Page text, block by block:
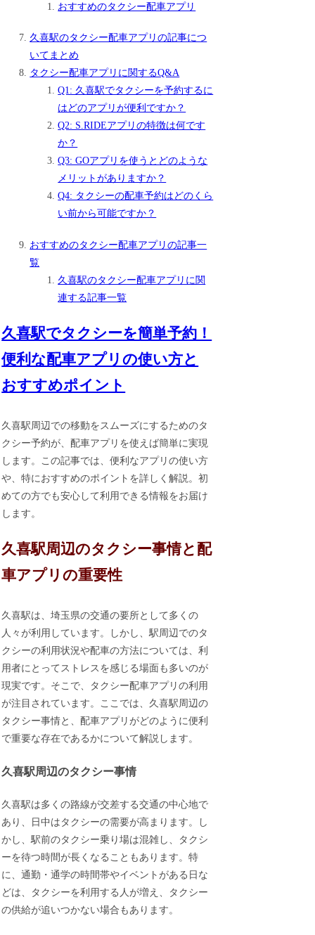
おすすめのタクシー配車アプリ
久喜駅のタクシー配車アプリの記事につ
いてまとめ
タクシー配車アプリに関するQ&A
Q1: 久喜駅でタクシーを予約するに
はどのアプリが便利ですか？
Q2: S.RIDEアプリの特徴は何です
か？
Q3: GOアプリを使うとどのような
メリットがありますか？
Q4: タクシーの配車予約はどのくら
い前から可能ですか？
おすすめのタクシー配車アプリの記事一
覧
久喜駅のタクシー配車アプリに関
連する記事一覧
久喜駅でタクシーを簡単予約！
便利な配車アプリの使い方と
おすすめポイント
久喜駅周辺での移動をスムーズにするためのタ
クシー予約が、配車アプリを使えば簡単に実現
します。この記事では、便利なアプリの使い方
や、特におすすめのポイントを詳しく解説。初
めての方でも安心して利用できる情報をお届け
します。
久喜駅周辺のタクシー事情と配
車アプリの重要性
久喜駅は、埼玉県の交通の要所として多くの
人々が利用しています。しかし、駅周辺でのタ
クシーの利用状況や配車の方法については、利
用者にとってストレスを感じる場面も多いのが
現実です。そこで、タクシー配車アプリの利用
が注目されています。ここでは、久喜駅周辺の
タクシー事情と、配車アプリがどのように便利
で重要な存在であるかについて解説します。
久喜駅周辺のタクシー事情
久喜駅は多くの路線が交差する交通の中心地で
あり、日中はタクシーの需要が高まります。し
かし、駅前のタクシー乗り場は混雑し、タクシ
ーを待つ時間が長くなることもあります。特
に、通勤・通学の時間帯やイベントがある日な
どは、タクシーを利用する人が増え、タクシー
の供給が追いつかない場合もあります。